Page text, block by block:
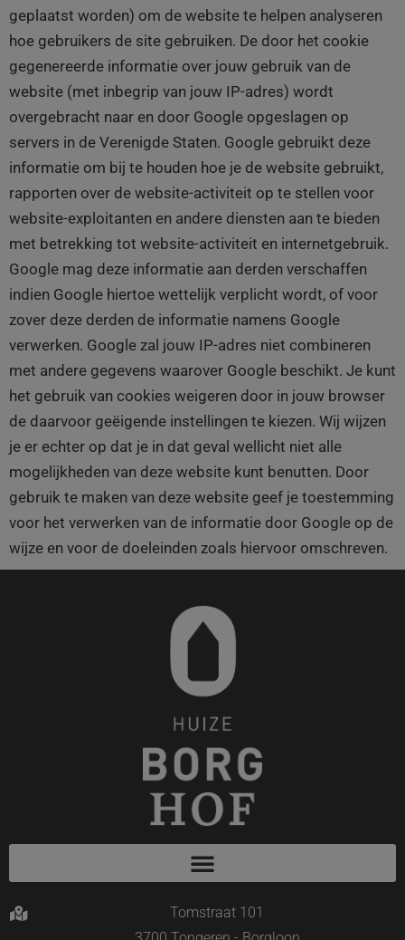
geplaatst worden) om de website te helpen analyseren
hoe gebruikers de site gebruiken. De door het cookie
gegenereerde informatie over jouw gebruik van de
website (met inbegrip van jouw IP-adres) wordt
overgebracht naar en door Google opgeslagen op
servers in de Verenigde Staten. Google gebruikt deze
informatie om bij te houden hoe je de website gebruikt,
rapporten over de website-activiteit op te stellen voor
website-exploitanten en andere diensten aan te bieden
met betrekking tot website-activiteit en internetgebruik.
Google mag deze informatie aan derden verschaffen
indien Google hiertoe wettelijk verplicht wordt, of voor
zover deze derden de informatie namens Google
verwerken. Google zal jouw IP-adres niet combineren
met andere gegevens waarover Google beschikt. Je kunt
het gebruik van cookies weigeren door in jouw browser
de daarvoor geëigende instellingen te kiezen. Wij wijzen
je er echter op dat je in dat geval wellicht niet alle
mogelijkheden van deze website kunt benutten. Door
gebruik te maken van deze website geef je toestemming
voor het verwerken van de informatie door Google op de
wijze en voor de doeleinden zoals hiervoor omschreven.
Tomstraat 101